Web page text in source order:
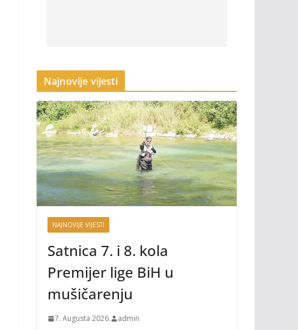
Najnovije vijesti
NAJNOVIJE VIJESTI
Satnica 7. i 8. kola
Premijer lige BiH u
mušičarenju
7. Augusta 2026. admin